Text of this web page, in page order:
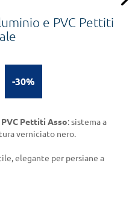
e PVC Pettiti
-30%
Pettiti Asso: sistema a
verniciato nero.
elegante per persiane a